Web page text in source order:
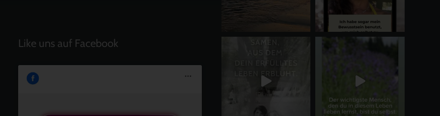
Like uns auf Facebook